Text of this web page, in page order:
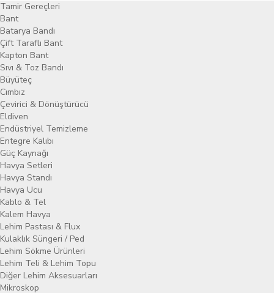
Tamir Gereçleri
Bant
Batarya Bandı
Çift Taraflı Bant
Kapton Bant
Sıvı & Toz Bandı
Büyüteç
Cımbız
Çevirici & Dönüştürücü
Eldiven
Endüstriyel Temizleme
Entegre Kalıbı
Güç Kaynağı
Havya Setleri
Havya Standı
Havya Ucu
Kablo & Tel
Kalem Havya
Lehim Pastası & Flux
Kulaklık Süngeri / Ped
Lehim Sökme Ürünleri
Lehim Teli & Lehim Topu
Diğer Lehim Aksesuarları
Mikroskop